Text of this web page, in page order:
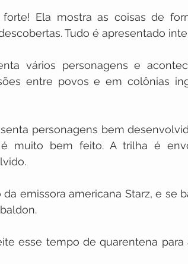
Ela mostra as coisas de
Tudo é apresentado
vários personagens e
entre povos e em colônias
personagens bem
muito bem feito. A trilha é
emissora americana Starz, e se
esse tempo de quarentena